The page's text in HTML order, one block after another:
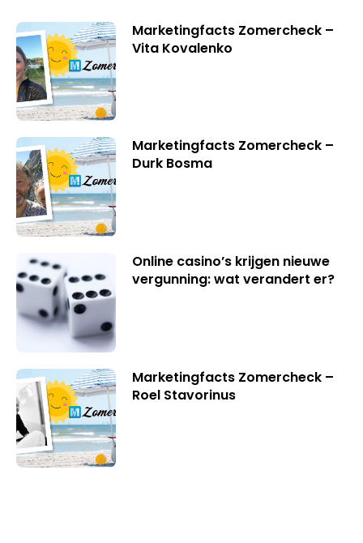
Marketingfacts Zomercheck –
Vita Kovalenko
Marketingfacts Zomercheck –
Durk Bosma
Online casino’s krijgen nieuwe
vergunning: wat verandert er?
Marketingfacts Zomercheck –
Roel Stavorinus